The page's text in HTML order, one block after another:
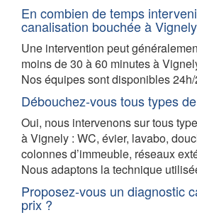
En combien de temps
canalisation bouchée à
Une intervention peut
moins de 30 à 60 minutes à
Nos équipes sont disponibles
Débouchez-vous tous types
Oui, nous intervenons sur tous
à Vignely : WC, évier, lavabo,
colonnes d’immeuble, réseaux
Nous adaptons la technique
Proposez-vous un diagnostic
prix ?